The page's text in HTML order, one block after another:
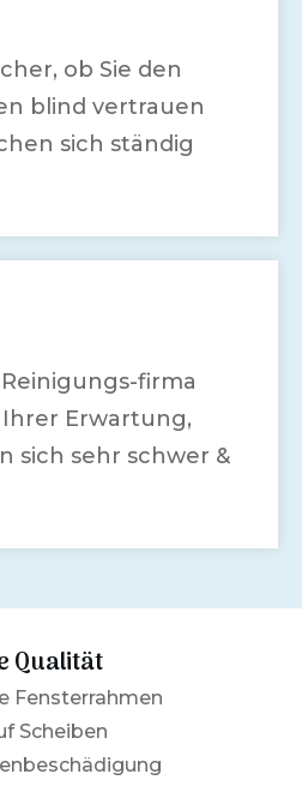
ob Sie den
blind vertrauen
sich ständig
firma
Erwartung,
sich sehr schwer &
Qualität
Fensterrahmen
Scheiben